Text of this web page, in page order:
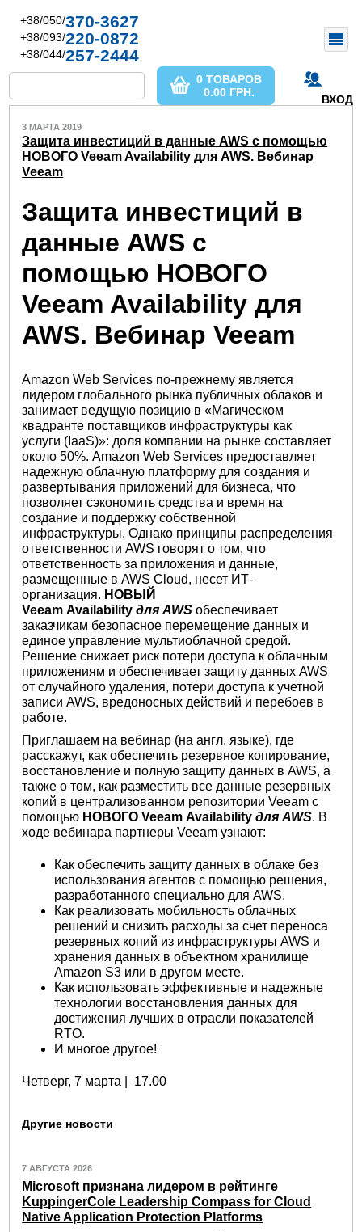
+38/050/370-3627
+38/093/220-0872
+38/044/257-2444
ВХОД
0 ТОВАРОВ
0.00 ГРН.
3 МАРТА 2019
Защита инвестиций в данные AWS с помощью
НОВОГО Veeam Availability для AWS. Вебинар
Veeam
Защита инвестиций в
данные AWS с
помощью НОВОГО
Veeam Availability для
AWS. Вебинар Veeam
Amazon Web Services по-прежнему является
лидером глобального рынка публичных облаков и
занимает ведущую позицию в «Магическом
квадранте поставщиков инфраструктуры как
услуги (IaaS)»: доля компании на рынке составляет
около 50%. Amazon Web Services предоставляет
надежную облачную платформу для создания и
развертывания приложений для бизнеса, что
позволяет сэкономить средства и время на
создание и поддержку собственной
инфраструктуры. Однако принципы распределения
ответственности AWS говорят о том, что
ответственность за приложения и данные,
размещенные в AWS Cloud, несет ИТ-
организация. НОВЫЙ
Veeam Availabilityдля AWS обеспечивает
заказчикам безопасное перемещение данных и
единое управление мультиоблачной средой.
Решение снижает риск потери доступа к облачным
приложениям и обеспечивает защиту данных AWS
от случайного удаления, потери доступа к учетной
записи AWS, вредоносных действий и перебоев в
работе.
Приглашаем на вебинар (на англ. языке), где
расскажут, как обеспечить резервное копирование,
восстановление и полную защиту данных в AWS, а
также о том, как разместить все данные резервных
копий в централизованном репозитории Veeam с
помощью НОВОГО Veeam Availabilityдля AWS. В
ходе вебинара партнеры Veeam узнают:
Как обеспечить защиту данных в облаке без
использования агентов с помощью решения,
разработанного специально для AWS.
Как реализовать мобильность облачных
решений и снизить расходы за счет переноса
резервных копий из инфраструктуры AWS и
хранения данных в объектном хранилище
Amazon S3 или в другом месте.
Как использовать эффективные и надежные
технологии восстановления данных для
достижения лучших в отрасли показателей
RTO.
И многое другое!
Четверг, 7 марта | 17.00
Другие новости
7 АВГУСТА 2026
Microsoft признана лидером в рейтинге
KuppingerCole Leadership Compass for Cloud
Native Application Protection Platforms